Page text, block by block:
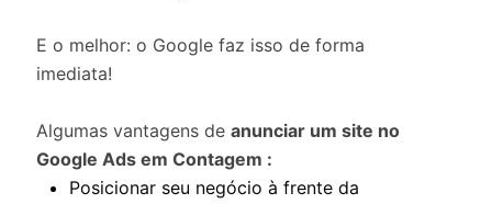
E o melhor: o Google faz isso de forma
imediata!
Algumas vantagens de anunciar um site no
Google Ads em Contagem :
Posicionar seu negócio à frente da